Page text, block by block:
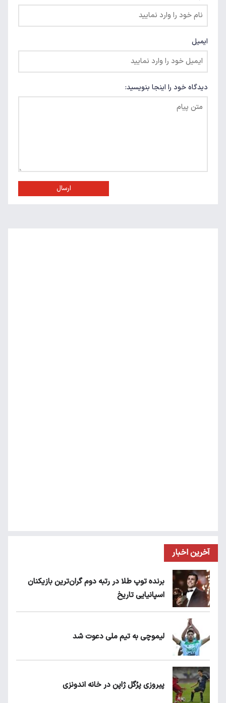
ایمیل
دیدگاه خود را اینجا بنویسید:
ارسال
آخرین اخبار
برنده توپ طلا در رتبه دوم گران‌ترین بازیکنان
اسپانیایی تاریخ
لیموچی به تیم ملی دعوت شد
پیروزی پرُگل ژاپن در خانه اندونزی